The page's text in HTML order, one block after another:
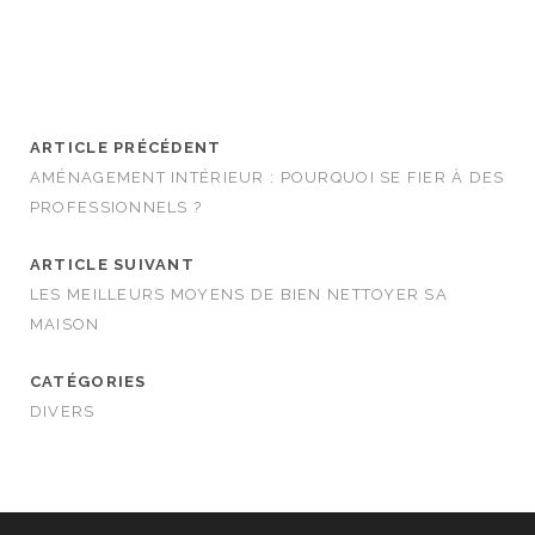
ARTICLE PRÉCÉDENT
AMÉNAGEMENT INTÉRIEUR : POURQUOI SE FIER À DES
PROFESSIONNELS ?
ARTICLE SUIVANT
LES MEILLEURS MOYENS DE BIEN NETTOYER SA
MAISON
CATÉGORIES
DIVERS